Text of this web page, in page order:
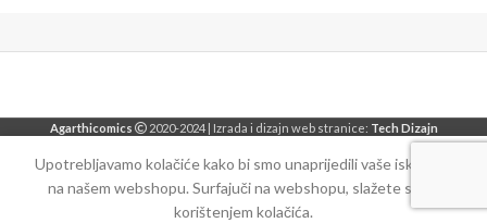
Agarthicomics 2020-2024 | Izrada i dizajn web stranice: Tech Dizajn
Upotrebljavamo kolačiće kako bi smo unaprijedili vaše iskustvo
na našem webshopu. Surfajuči na webshopu, slažete se sa
korištenjem kolačića.